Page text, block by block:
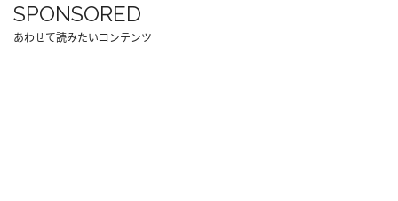
SPONSORED
あわせて読みたいコンテンツ